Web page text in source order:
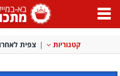
פתח
תפריט
קטגוריות צפית